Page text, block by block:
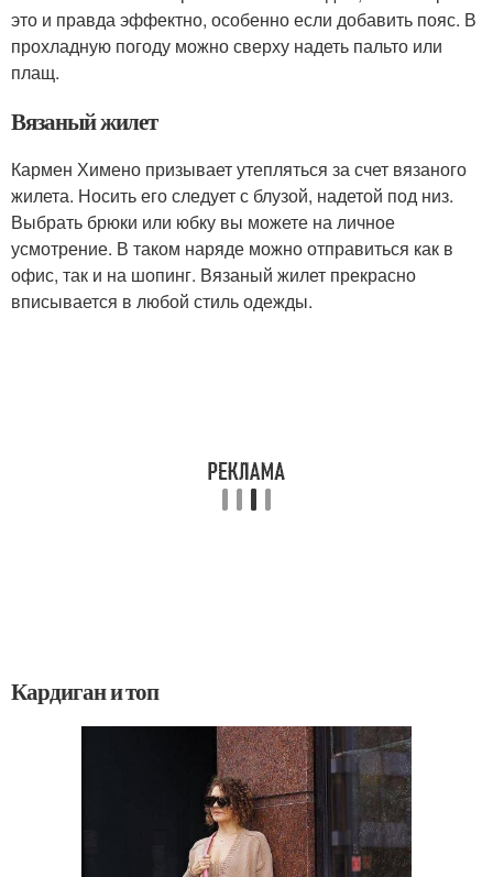
это и правда эффектно, особенно если добавить пояс. В
прохладную погоду можно сверху надеть пальто или
плащ.
Вязаный жилет
Кармен Химено призывает утепляться за счет вязаного
жилета. Носить его следует с блузой, надетой под низ.
Выбрать брюки или юбку вы можете на личное
усмотрение. В таком наряде можно отправиться как в
офис, так и на шопинг. Вязаный жилет прекрасно
вписывается в любой стиль одежды.
Кардиган и топ